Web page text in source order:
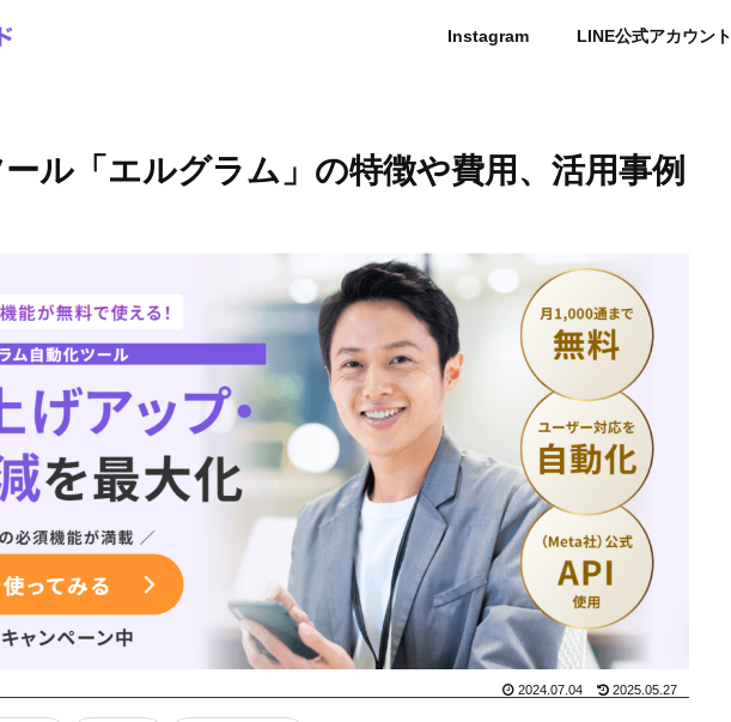
Instagram LINE公式アカウント
ル「エルグラム」の特徴や費用、活用事例
2024.07.04 2025.05.27